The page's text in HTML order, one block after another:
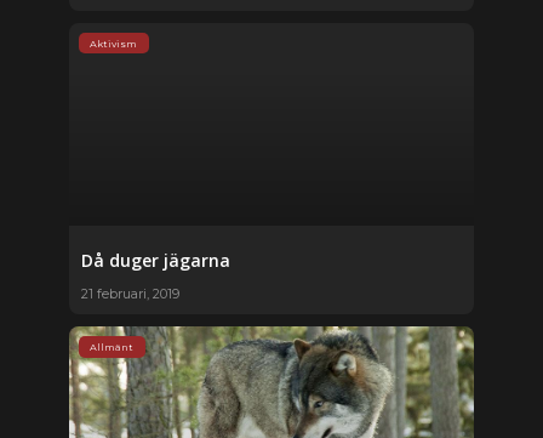
Aktivism
Då duger jägarna
21 februari, 2019
Allmänt